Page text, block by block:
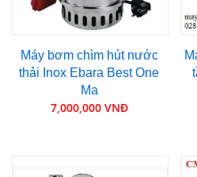
Máy bơm chìm hút nước
thải Inox Ebara Best One
Ma
7,000,000 VNĐ